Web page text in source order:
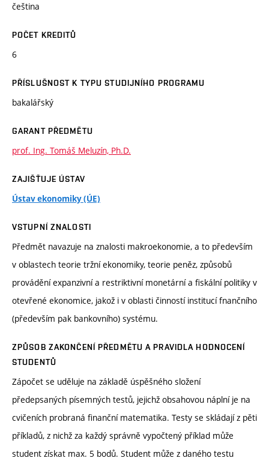
čeština
POČET KREDITŮ
6
PŘÍSLUŠNOST K TYPU STUDIJNÍHO PROGRAMU
bakalářský
GARANT PŘEDMĚTU
prof. Ing. Tomáš Meluzín, Ph.D.
ZAJIŠŤUJE ÚSTAV
Ústav ekonomiky (ÚE)
VSTUPNÍ ZNALOSTI
Předmět navazuje na znalosti makroekonomie, a to především
v oblastech teorie tržní ekonomiky, teorie peněz, způsobů
provádění expanzivní a restriktivní monetární a fiskální politiky v
otevřené ekonomice, jakož i v oblasti činností institucí fnančního
(především pak bankovního) systému.
ZPŮSOB ZAKONČENÍ PŘEDMĚTU A PRAVIDLA HODNOCENÍ
STUDENTŮ
Zápočet se uděluje na základě úspěšného složení
předepsaných písemných testů, jejichž obsahovou náplní je na
cvičeních probraná finanční matematika. Testy se skládají z pěti
příkladů, z nichž za každý správně vypočtený příklad může
student získat max. 5 bodů. Student může z daného testu